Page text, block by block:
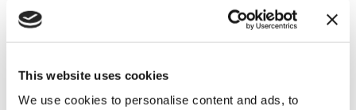
This website uses cookies
We use cookies to personalise content and ads, to
redditizio o meno. Per effettuare una corretta
rilevazione di questo indicatore bisogna calcolare il
ottenute dalle mail inviate per il numero totale delle